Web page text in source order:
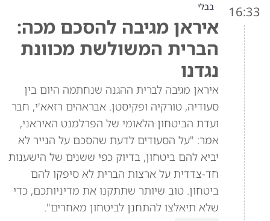
16:33 בבלי
איראן מגיבה להסכם מכה:
הברית המשולשת מכוונת
נגדנו
איראן מגיבה לברית ההגנה שנחתמה היום בין
סעודיה, טורקיה ופקיסטן. אבראהים רזאא'י, חבר
ועדת הביטחון הלאומי של הפרלמנט האיראני,
אמר: "על הסעודים לדעת שהסכם על הנייר לא
יביא להם ביטחון, בדיוק כפי ששנים של הישענות
חד-צדדית על ארצות הברית לא סיפקו להם
ביטחון. טוב שיותר שתתקנו את מדיניותכם, כדי
שלא תיאלצו להתחנן לביטחון מאחרים".